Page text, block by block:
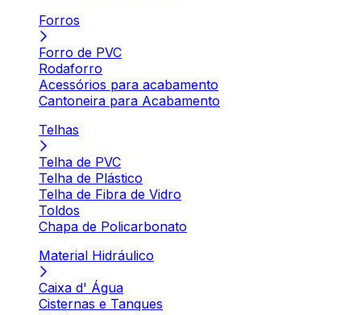
Forros
Forro de PVC
Rodaforro
Acessórios para acabamento
Cantoneira para Acabamento
Telhas
Telha de PVC
Telha de Plástico
Telha de Fibra de Vidro
Toldos
Chapa de Policarbonato
Material Hidráulico
Caixa d' Água
Cisternas e Tanques